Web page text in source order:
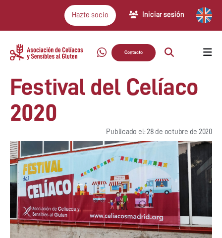
Hazte socio Iniciar sesión
Contacto
Festival del Celíaco
2020
Publicado el: 28 de octubre de 2020